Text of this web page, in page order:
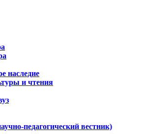
наследие
и чтения
педагогический вестник)